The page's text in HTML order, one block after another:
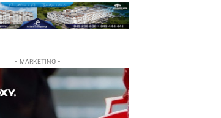
- MARKETING -